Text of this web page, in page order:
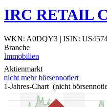
IRC RETAIL
WKN: A0DQY3 | ISIN:
Branche
Immobilien
Aktienmarkt
nicht mehr börsennotiert
1-Jahres-Chart (nicht